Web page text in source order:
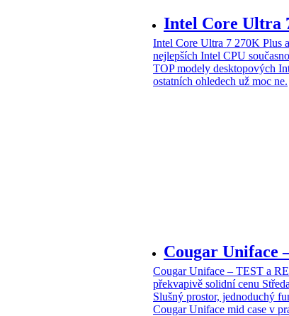
Intel Core Ultra
Intel Core Ultra 7 270K Plus
nejlepších Intel CPU
TOP modely desktopových
ostatních ohledech už moc ne.
Cougar Uniface
Cougar Uniface – TEST a
překvapivě solidní cenu
Slušný prostor, jednoduchý
Cougar Uniface mid case v